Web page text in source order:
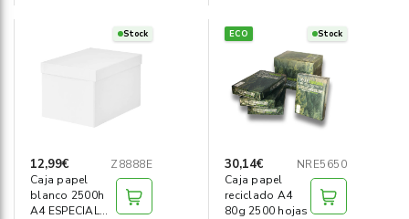
Stock
12,99€
Z8888E
Caja papel
blanco 2500h
A4 ESPECIAL
ECO Stock
30,14€
NRE5650
Caja papel
reciclado A4
80g 2500 hojas